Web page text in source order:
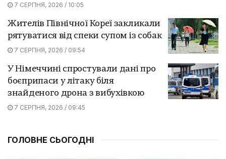
7 СЕРПНЯ, 2026 / 10:05
Жителів Північної Кореї закликали
рятуватися від спеки супом із собак
7 СЕРПНЯ, 2026 / 09:54
У Німеччині спростували дані про
боєприпаси у літаку біля
знайденого дрона з вибухівкою
7 СЕРПНЯ, 2026 / 09:45
ГОЛОВНЕ СЬОГОДНІ